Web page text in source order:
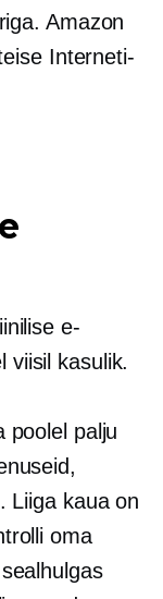
Amazon
Interneti-
e-
viisil kasulik.
poolel palju
Liiga kaua on
oma